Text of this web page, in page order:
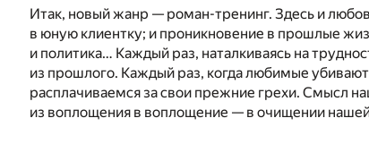
Итак, новый жанр — роман-тренинг. Здесь и
в юную клиентку; и проникновение в прошлые
и политика… Каждый раз, наталкиваясь на
из прошлого. Каждый раз, когда любимые
расплачиваемся за свои прежние грехи. Смысл
из воплощения в воплощение — в очищении